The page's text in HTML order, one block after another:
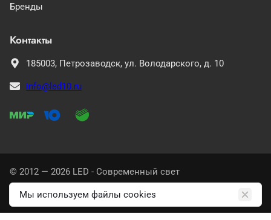
Бренды
Контакты
185003, Петрозаводск, ул. Володарского, д. 10
info@led10.ru
© 2012 — 2026 LED - Современный свет
Политика конфиденциальности
Мы используем файлы cookies